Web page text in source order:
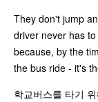
They don't jump
driver never has
because, by the
the bus ride - it's
학교버스를 타기